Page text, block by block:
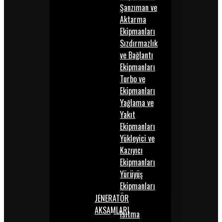
Şanzıman ve
Aktarma
Ekipmanları
Sızdırmazlık
ve Bağlantı
Ekipmanları
Turbo ve
Ekipmanları
Yağlama ve
Yakıt
Ekipmanları
Yükleyici ve
Kazıyıcı
Ekipmanları
Yürüyüş
Ekipmanları
JENERATÖR
AKSAMLARIIsıtma